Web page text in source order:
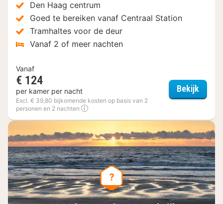
Den Haag centrum
Goed te bereiken vanaf Centraal Station
Tramhaltes voor de deur
Vanaf 2 of meer nachten
Vanaf
€ 124
per kamer per nacht
Excl. € 39,80 bijkomende kosten op basis van 2
personen en 2 nachten
Bekijk